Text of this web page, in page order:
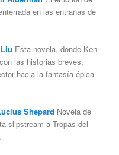
en las entrañas de
Esta novela, donde Ken
las historias breves,
hacia la fantasía épica
Shepard Novela de
slipstream a Tropas del